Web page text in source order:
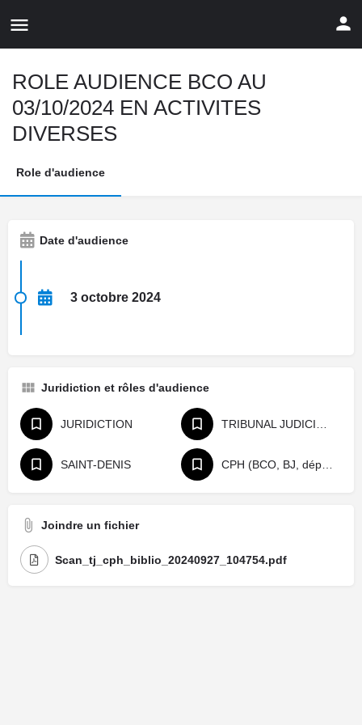
ROLE AUDIENCE BCO AU
03/10/2024 EN ACTIVITES
DIVERSES
Role d'audience
Date d'audience
3 octobre 2024
Juridiction et rôles d'audience
JURIDICTION
SAINT-DENIS
Joindre un fichier
Scan_tj_cph_biblio_20240927_104754.pdf